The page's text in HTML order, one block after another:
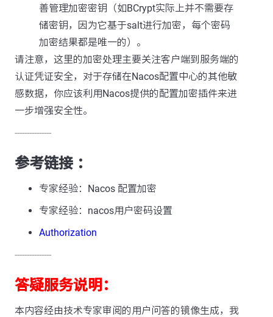
善管理加密密钥（如BCrypt实际上并不需要存
储密钥，因为它基于salt进行加密，每个密码
加密结果都是唯一的）。
请注意，这里的加密处理主要关注客户端到服务端的
认证凭证安全，对于存储在Nacos配置中心的其他敏
感数据，你应该利用Nacos提供的配置加密插件来进
一步增强安全性。
---------------
参考链接 ：
专家经验：Nacos 配置加密
专家经验：nacos用户密码设置
Authorization
---------------
答疑服务说明：
本内容经由技术专家审阅的用户问答的镜像生成，我